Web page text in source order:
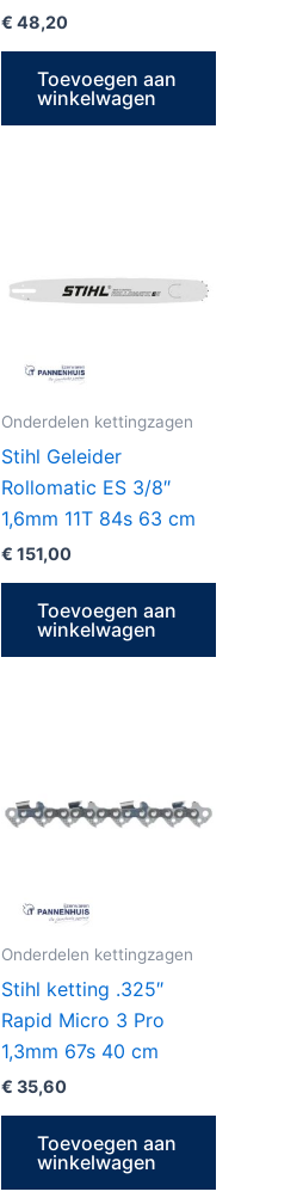
€ 48,20
Toevoegen aan
winkelwagen
Onderdelen kettingzagen
Stihl Geleider
Rollomatic ES 3/8″
1,6mm 11T 84s 63 cm
€ 151,00
Toevoegen aan
winkelwagen
Onderdelen kettingzagen
Stihl ketting .325″
Rapid Micro 3 Pro
1,3mm 67s 40 cm
€ 35,60
Toevoegen aan
winkelwagen